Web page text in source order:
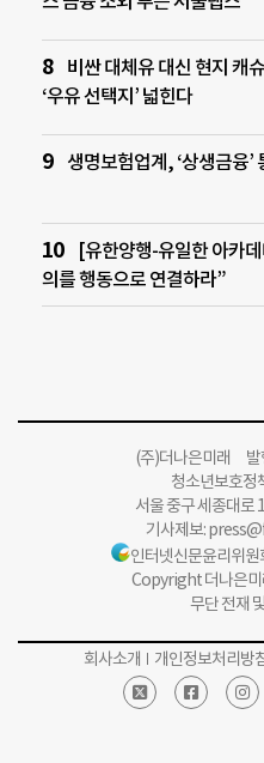
비싼 대체유 대신 현지 캐
‘우유 선택지’ 넓힌다
생명보험업계, ‘상생금융’
[유한양행-유일한 아카
의를 행동으로 연결하라”
(주)더나은미래 발
청소년보호정
서울 중구 세종대로
기사제보:
인터넷신문윤리위
Copyright 더나은
무단 전재
회사소개 개인정보처리방